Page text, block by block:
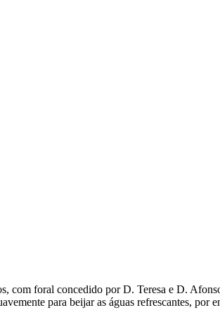
com foral concedido por D. Teresa e D.
para beijar as águas refrescantes,